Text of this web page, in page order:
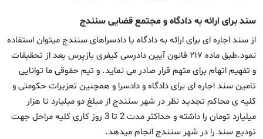
سند برای ارائه به دادگاه و مجتمع قضایی سنندج
از سند اجاره ای برای ارائه به دادگاه یا دادسراهای سنندج میتوان استفاده
نمود.طبق ماده ۲۱۷ قانون آیین دادرسی کیفری بازپرس بعد از تحقیقات
و تفهیم اتهام برای متهم قرار صادر می نماید. و تیم حقوقی ما توانایی
تامین سند اجاره ای برای دادگاه و دادسرا و همچنین تعزیرات حکومتی و
کلیه ی محاکم تجدید نظر در شهر سنندج از مبلغ دو میلیارد تا هزار
میلیارد تومان را داشته و حداکثر مدت 2 تا 3 روز کاری کلیه مراحل جهت
تودیع سند را در شهر سنندج انجام میدهد.